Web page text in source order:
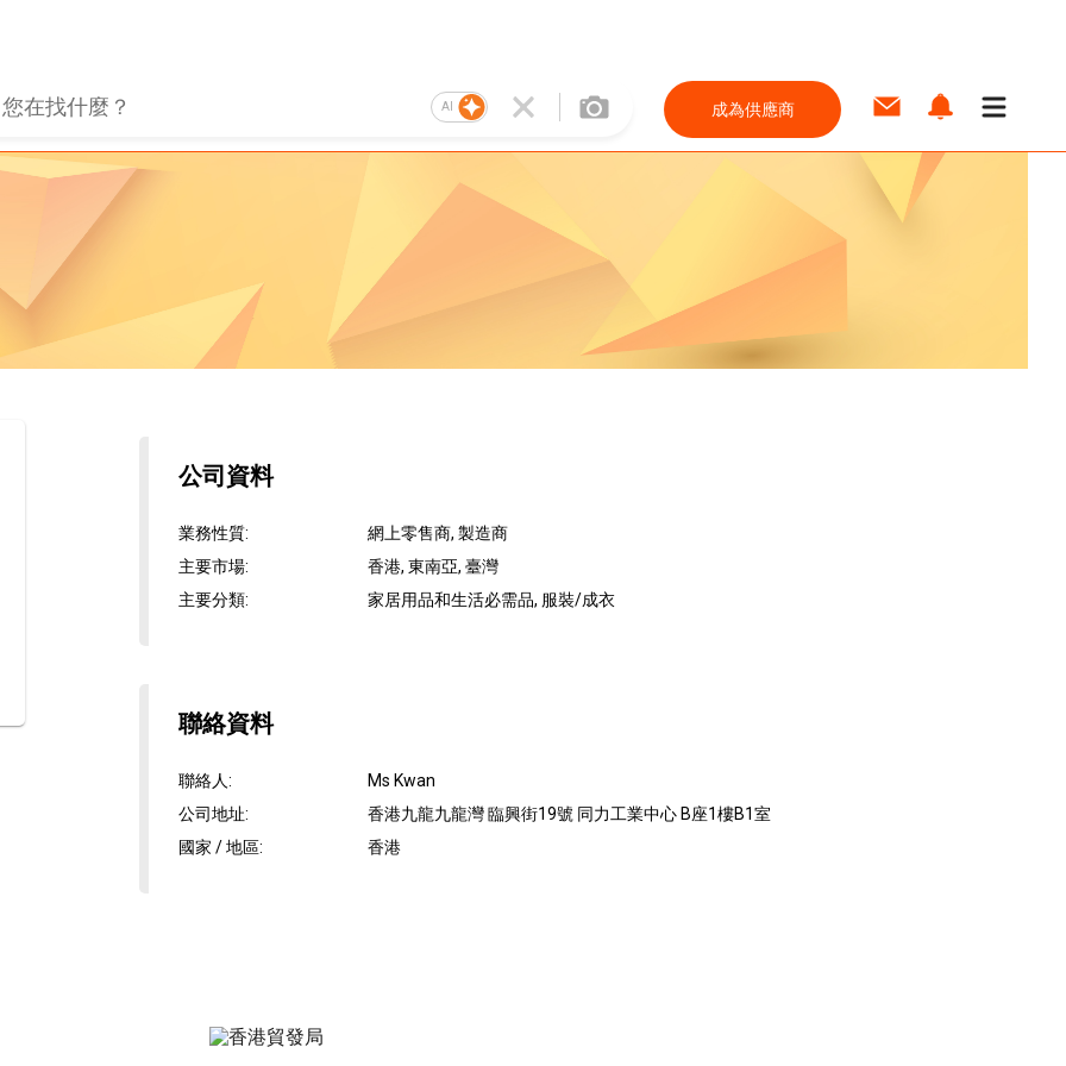
AI 成為供應商
公司資料
業務性質:
網上零售商, 製造商
主要市場:
香港, 東南亞, 臺灣
主要分類: 家居用品和生活必需品, 服裝/成衣
聯絡資料
聯絡人:
Ms Kwan
公司地址:
香港九龍九龍灣 臨興街19號 同力工業中心 B座1樓B1室
國家 / 地區: 香港